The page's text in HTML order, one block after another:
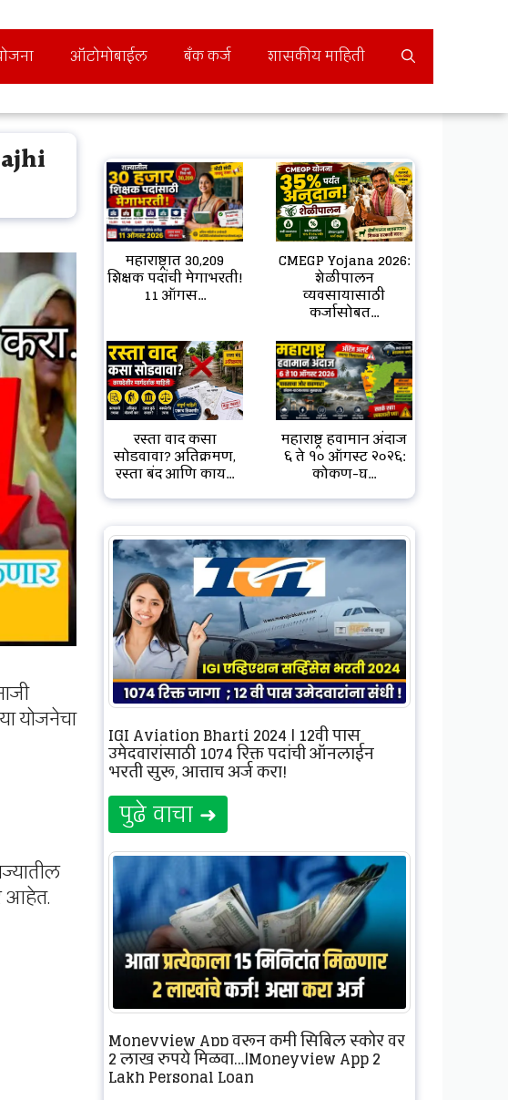
ऑटोमोबाईल बँक कर्ज शासकीय माहिती
योजनेचा
आहेत.
महाराष्ट्रात 30,209
शिक्षक पदांची मेगाभरती!
11 ऑगस...
CMEGP Yojana 2026:
शेळीपालन
व्यवसायासाठी
कर्जासोबत...
रस्ता वाद कसा
सोडवावा? अतिक्रमण,
रस्ता बंद आणि काय...
महाराष्ट्र हवामान अंदाज
६ ते १० ऑगस्ट २०२६:
कोकण-घ...
IGI Aviation Bharti 2024 | 12वी पास
उमेदवारांसाठी 1074 रिक्त पदांची ऑनलाईन
भरती सुरू, आत्ताच अर्ज करा!
पुढे वाचा ➜
Moneyview App वरून कमी सिबिल स्कोर वर
2 लाख रुपये मिळवा…|Moneyview App 2
Lakh Personal Loan